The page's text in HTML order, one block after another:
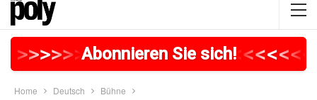
>>>>>>>>>>>>>>>>>
Abonnieren Sie sich!
<<<<<<<
Home Deutsch Bühne